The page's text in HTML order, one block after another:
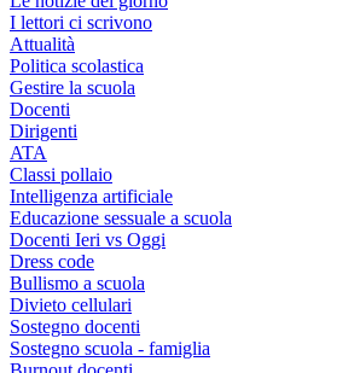
I lettori ci scrivono
Attualità
Politica scolastica
Gestire la scuola
Docenti
Dirigenti
ATA
Classi pollaio
Intelligenza artificiale
Educazione sessuale a scuola
Docenti Ieri vs Oggi
Dress code
Bullismo a scuola
Divieto cellulari
Sostegno docenti
Sostegno scuola - famiglia